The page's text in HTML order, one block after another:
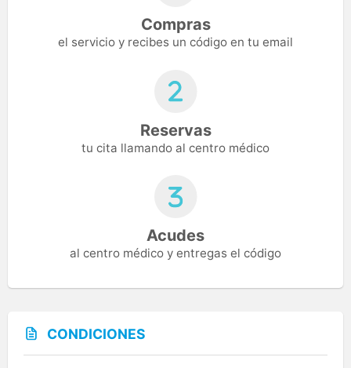
Compras
el servicio y recibes un código en tu email
Reservas
tu cita llamando al centro médico
Acudes
al centro médico y entregas el código
CONDICIONES